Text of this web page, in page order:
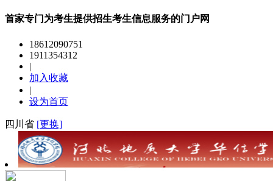
首家专门为考生提供招生考生信息服务的门户网
18612090751
1911354312
|
加入收藏
|
设为首页
四川省 [更换]